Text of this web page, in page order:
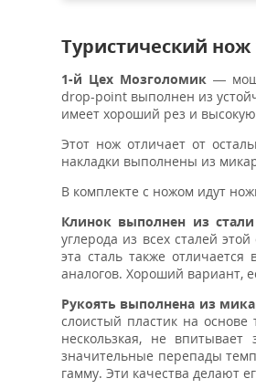
Туристический
1-й Цех Мозголомик—
drop-point выполнен из
имеет хороший рез и
Этот нож отличает от
накладки выполнены из
В комплекте с ножом идут
Клинок выполнен из стали
углерода из всех сталей
эта сталь также
аналогов. Хороший вариант,
Рукоять выполнена из
слоистый пластик на
нескользкая, не
значительные перепады
гамму. Эти качества делают